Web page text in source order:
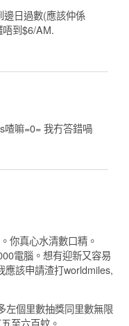
邊日過數(應該仲係
到$6/AM.
喳嘛=0= 我冇答錯喎
你真心水清數口精。
電腦。想有迎新又容易
應該申請渣打worldmiles,
左個里數抽獎同里數無限
至六百蚊。